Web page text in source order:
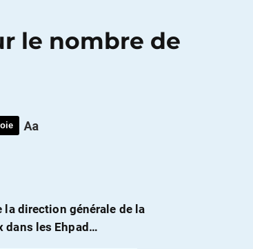
le nombre de
la direction générale de la
dans les Ehpad…